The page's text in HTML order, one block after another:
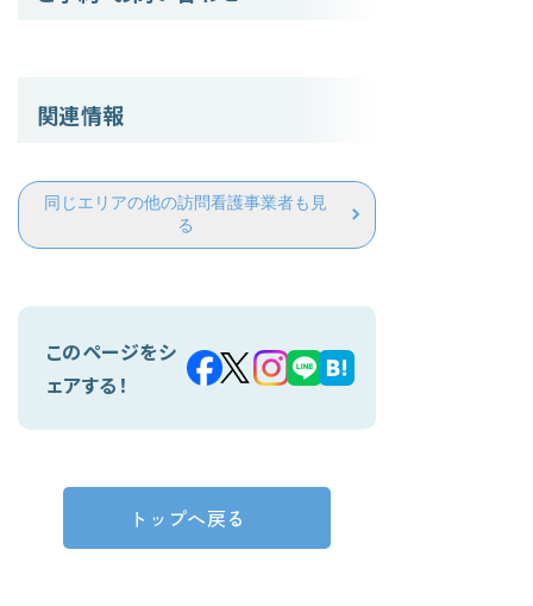
関連情報
同じエリアの他の訪問看護事業者も見
る
このページをシ
ェアする！
トップへ戻る